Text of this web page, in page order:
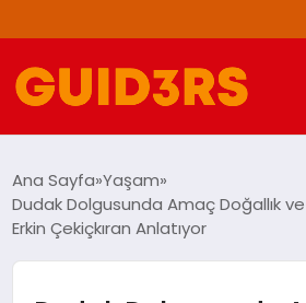
YAŞAM
Ana Sayfa Yaşam
Dudak Dolgusunda Amaç Doğallık
Erkin Çekiçkıran Anlatıyor